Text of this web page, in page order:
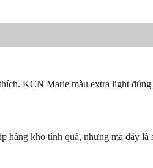
KCN Marie màu extra light
hàng khó tính quá, nhưng mà đây